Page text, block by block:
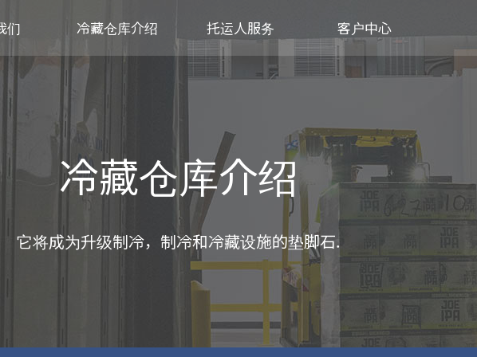
们 冷藏仓库介绍 托运人服务 客户中心
冷藏仓库介绍
它将成为升级制冷，制冷和冷藏设施的垫脚石.